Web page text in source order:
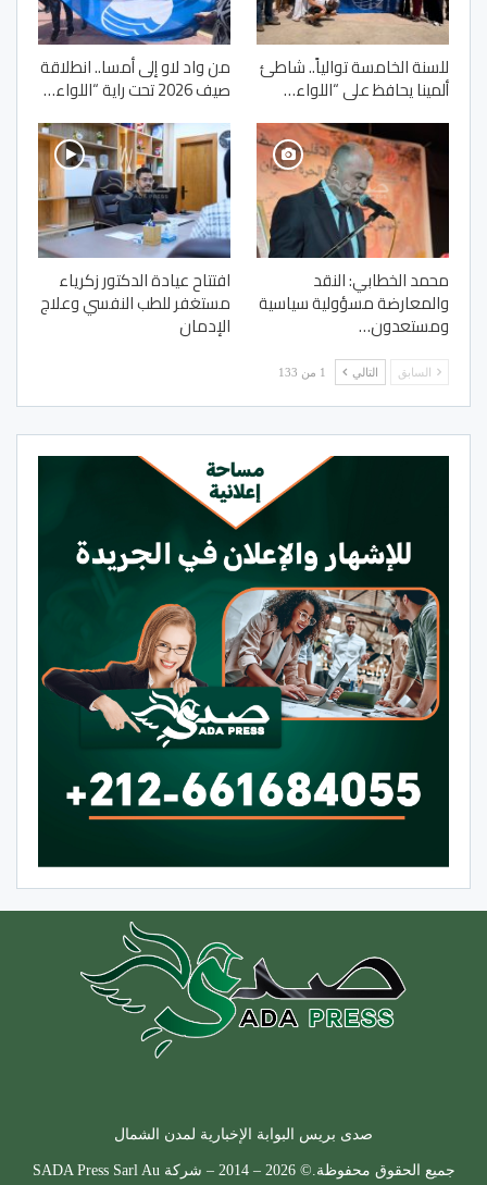
للسنة الخامسة توالياً.. شاطئ
ألمينا يحافظ على “اللواء…
من واد لاو إلى أمسا.. انطلاقة
صيف 2026 تحت راية “اللواء…
محمد الخطابي: النقد
والمعارضة مسؤولية سياسية
ومستعدون…
افتتاح عيادة الدكتور زكرياء
مستغفر للطب النفسي وعلاج
الإدمان
السابق التالي 1 من 133
صدى بريس البوابة الإخبارية لمدن الشمال
جميع الحقوق محفوظة.© 2026 – 2014 – شركة SADA Press Sarl Au